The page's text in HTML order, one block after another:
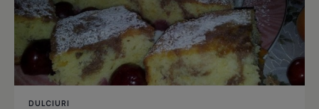
DULCIURI